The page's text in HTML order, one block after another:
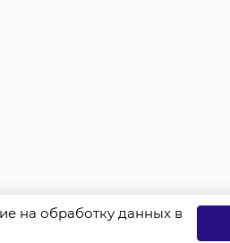
на обработку данных в